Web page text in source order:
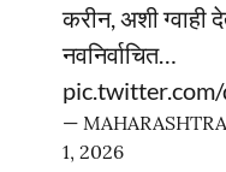
करीन, अशी ग्वाही
नवनिर्वाचित…
—
1, 2026